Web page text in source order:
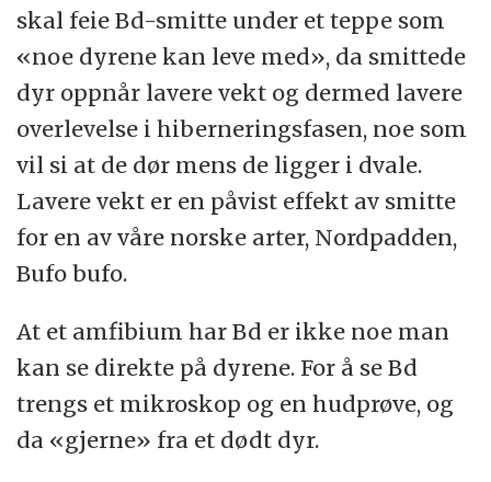
skal feie Bd-smitte under et teppe som
«noe dyrene kan leve med», da smittede
dyr oppnår lavere vekt og dermed lavere
overlevelse i hiberneringsfasen, noe som
vil si at de dør mens de ligger i dvale.
Lavere vekt er en påvist effekt av smitte
for en av våre norske arter, Nordpadden,
Bufo bufo.
At et amfibium har Bd er ikke noe man
kan se direkte på dyrene. For å se Bd
trengs et mikroskop og en hudprøve, og
da «gjerne» fra et dødt dyr.